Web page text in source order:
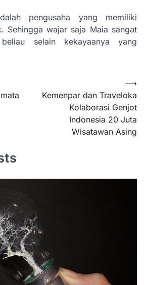
pengusaha yang memiliki
Sehingga wajar saja Maia sangat
selain kekayaanya yang
Kemenpar dan Traveloka
Kolaborasi Genjot
Indonesia 20 Juta
Wisatawan Asing
⟶